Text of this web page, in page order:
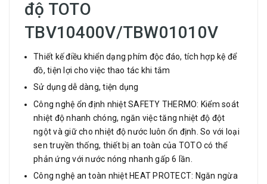
độ TOTO
TBV10400V/TBW01010V
Thiết kế điều khiển dạng phím độc đáo, tích hợp kệ để
đồ, tiện lợi cho việc thao tác khi tắm
Sử dụng dễ dàng, tiện dụng
Công nghệ ổn định nhiệt SAFETY THERMO: Kiểm soát
nhiệt độ nhanh chóng, ngăn việc tăng nhiệt độ đột
ngột và giữ cho nhiệt độ nước luôn ổn định. So với loại
sen truyền thống, thiết bị an toàn của TOTO có thể
phản ứng với nước nóng nhanh gấp 6 lần.
Công nghệ an toàn nhiệt HEAT PROTECT: Ngăn ngừa